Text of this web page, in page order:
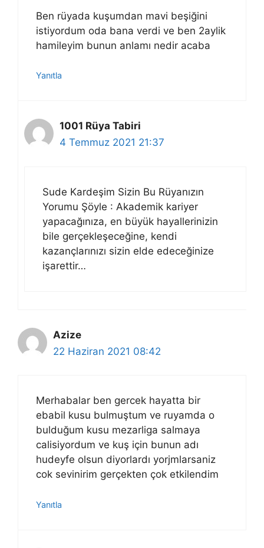
Ben rüyada kuşumdan mavi beşiğini
istiyordum oda bana verdi ve ben 2aylik
hamileyim bunun anlamı nedir acaba
Yanıtla
1001 Rüya Tabiri
4 Temmuz 2021 21:37
Sude Kardeşim Sizin Bu Rüyanızın
Yorumu Şöyle : Akademik kariyer
yapacağınıza, en büyük hayallerinizin
bile gerçekleşeceğine, kendi
kazançlarınızı sizin elde edeceğinize
işarettir…
Azize
22 Haziran 2021 08:42
Merhabalar ben gercek hayatta bir
ebabil kusu bulmuştum ve ruyamda o
bulduğum kusu mezarliga salmaya
calisiyordum ve kuş için bunun adı
hudeyfe olsun diyorlardı yorjmlarsaniz
cok sevinirim gerçekten çok etkilendim
Yanıtla